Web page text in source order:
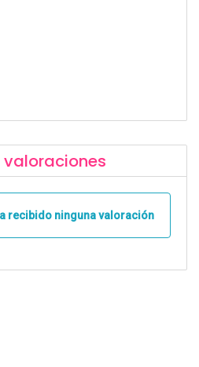
valoraciones
recibido ninguna valoración